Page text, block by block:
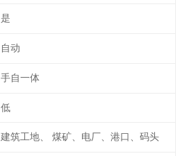
是
自动
手自一体
低
建筑工地、 煤矿、电厂、港口、码头